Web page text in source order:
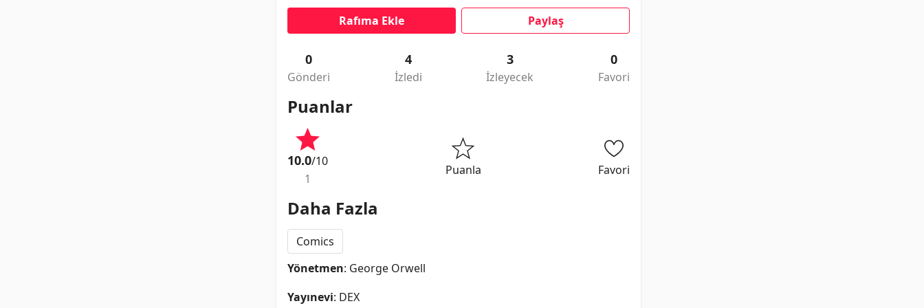
Rafıma Ekle Paylaş
0
Gönderi
4
İzledi
3
İzleyecek
0
Favori
Puanlar
10.0/10
1
Puanla Favori
Daha Fazla
Comics
Yönetmen: George Orwell
Yayınevi: DEX